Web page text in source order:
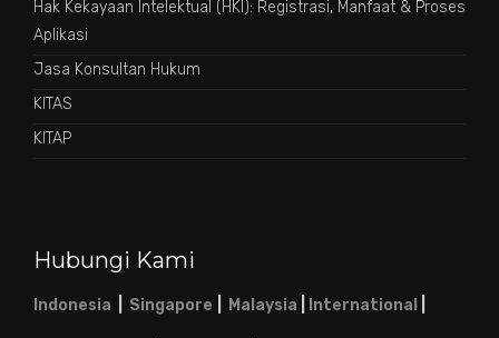
Hak Kekayaan Intelektual (HKI): Registrasi, Manfaat & Proses
Aplikasi
Jasa Konsultan Hukum
KITAS
KITAP
Hubungi Kami
Indonesia Singapore Malaysia International